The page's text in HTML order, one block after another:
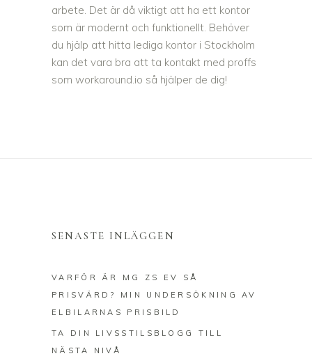
arbete. Det är då viktigt att ha ett kontor
som är modernt och funktionellt. Behöver
du hjälp att hitta lediga kontor i Stockholm
kan det vara bra att ta kontakt med proffs
som workaround.io så hjälper de dig!
SENASTE INLÄGGEN
VARFÖR ÄR MG ZS EV SÅ
PRISVÄRD? MIN UNDERSÖKNING AV
ELBILARNAS PRISBILD
TA DIN LIVSSTILSBLOGG TILL
NÄSTA NIVÅ